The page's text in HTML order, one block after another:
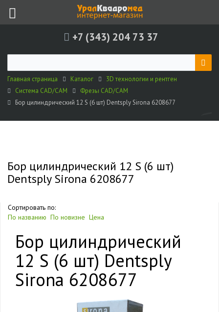
+7 (343) 204 73 37
Главная страница Каталог
3D технологии и рентген
Система CAD/CAM
Фрезы CAD/CAM
Бор цилиндрический 12 S (6 шт) Dentsply Sirona 6208677
Бор цилиндрический 12 S (6 шт)
Dentsply Sirona 6208677
Сортировать по:
По названию По новизне Цена
Бор цилиндрический
12 S (6 шт) Dentsply
Sirona 6208677